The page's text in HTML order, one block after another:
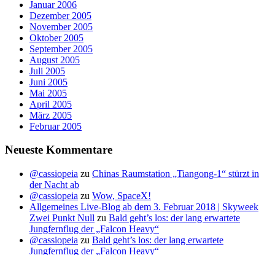
Januar 2006
Dezember 2005
November 2005
Oktober 2005
September 2005
August 2005
Juli 2005
Juni 2005
Mai 2005
April 2005
März 2005
Februar 2005
Neueste Kommentare
@cassiopeia zu Chinas Raumstation „Tiangong-1“ stürzt in
der Nacht ab
@cassiopeia zu Wow, SpaceX!
Allgemeines Live-Blog ab dem 3. Februar 2018 | Skyweek
Zwei Punkt Null zu Bald geht’s los: der lang erwartete
Jungfernflug der „Falcon Heavy“
@cassiopeia zu Bald geht’s los: der lang erwartete
Jungfernflug der „Falcon Heavy“